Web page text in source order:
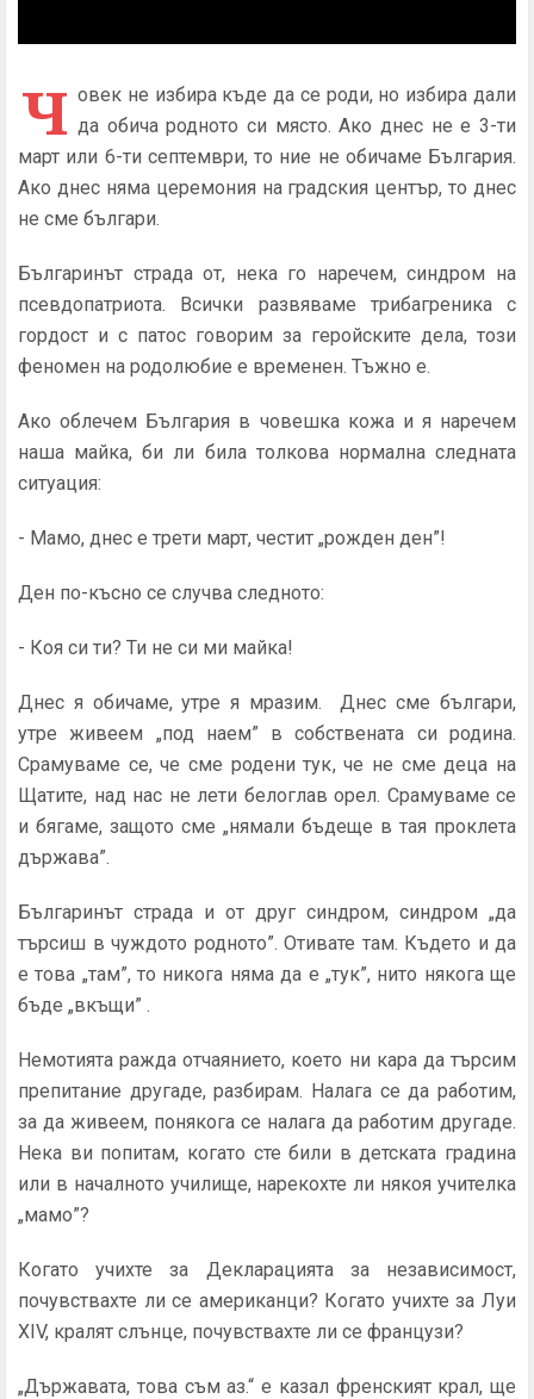
Ч овек не избира къде да се роди, но избира дали
да обича родното си място. Ако днес не е 3-ти
март или 6-ти септември, то ние не обичаме България.
Ако днес няма церемония на градския център, то днес
не сме българи.
Българинът страда от, нека го наречем, синдром на
псевдопатриота. Всички развяваме трибагреника с
гордост и с патос говорим за геройските дела, този
феномен на родолюбие е временен. Тъжно е.
Ако облечем България в човешка кожа и я наречем
наша майка, би ли била толкова нормална следната
ситуация:
- Мамо, днес е трети март, честит „рожден ден”!
Ден по-късно се случва следното:
- Коя си ти? Ти не си ми майка!
Днес я обичаме, утре я мразим. Днес сме българи,
утре живеем „под наем” в собствената си родина.
Срамуваме се, че сме родени тук, че не сме деца на
Щатите, над нас не лети белоглав орел. Срамуваме се
и бягаме, защото сме „нямали бъдеще в тая проклета
държава”.
Българинът страда и от друг синдром, синдром „да
търсиш в чуждото родното”. Отивате там. Където и да
е това „там”, то никога няма да е „тук”, нито някога ще
бъде „вкъщи” .
Немотията ражда отчаянието, което ни кара да търсим
препитание другаде, разбирам. Налага се да работим,
за да живеем, понякога се налага да работим другаде.
Нека ви попитам, когато сте били в детската градина
или в началното училище, нарекохте ли някоя учителка
„мамо”?
Когато учихте за Декларацията за независимост,
почувствахте ли се американци? Когато учихте за Луи
XIV, кралят слънце, почувствахте ли се французи?
„Държавата, това съм аз.“ е казал френският крал, ще